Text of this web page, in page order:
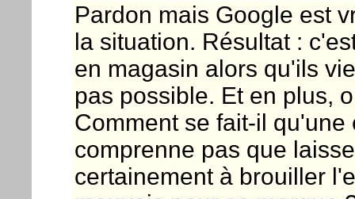
Pardon mais Google est
la situation. Résultat :
en magasin alors qu'ils
pas possible. Et en plus,
Comment se fait-il
comprenne pas que
certainement à brouiller